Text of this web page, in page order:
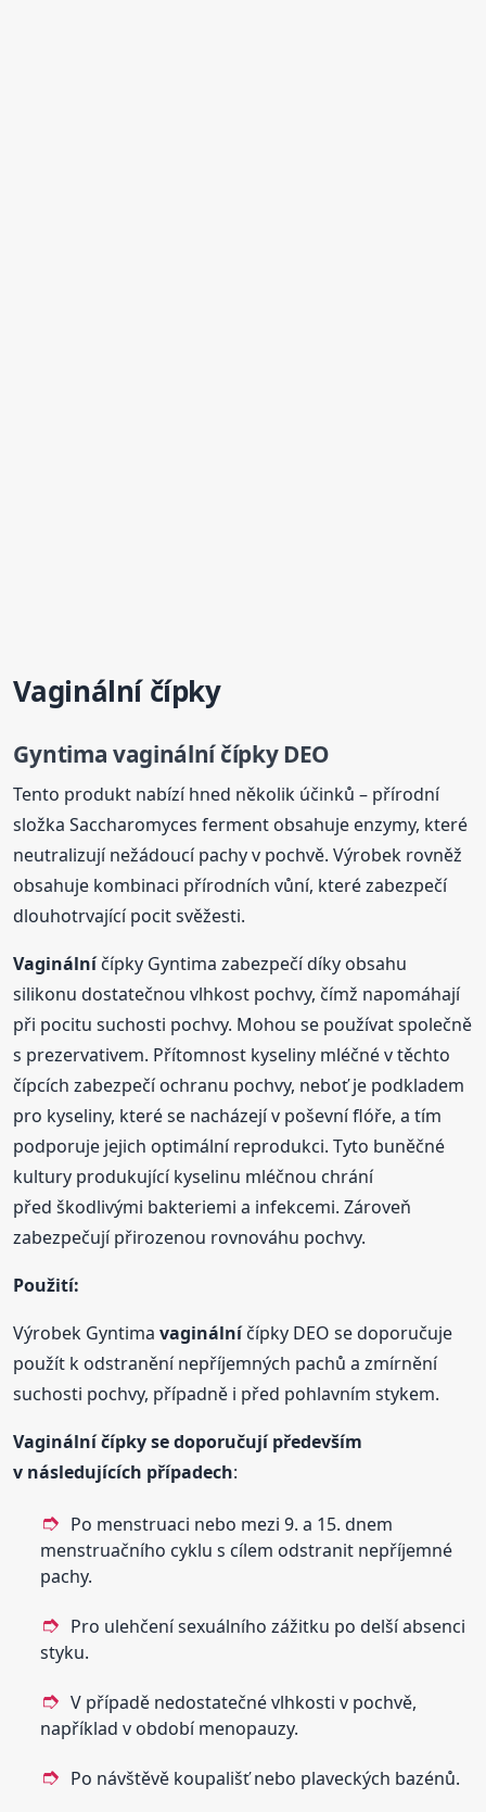
Vaginálníčípky
Gyntima vaginálníčípky DEO
Tento produkt nabízí hned několik účinků – přírodní
složka Saccharomyces ferment obsahuje enzymy, které
neutralizují nežádoucí pachy v pochvě. Výrobek rovněž
obsahuje kombinaci přírodních vůní, které zabezpečí
dlouhotrvající pocit svěžesti.
Vaginálníčípky Gyntima zabezpečí díky obsahu
silikonu dostatečnou vlhkost pochvy, čímž napomáhají
při pocitu suchosti pochvy. Mohou se používat společně
s prezervativem. Přítomnost kyseliny mléčné v těchto
čípcích zabezpečí ochranu pochvy, neboť je podkladem
pro kyseliny, které se nacházejí v poševní flóře, a tím
podporuje jejich optimální reprodukci. Tyto buněčné
kultury produkující kyselinu mléčnou chrání
před škodlivými bakteriemi a infekcemi. Zároveň
zabezpečují přirozenou rovnováhu pochvy.
Použití:
Výrobek Gyntimavaginálníčípky DEO se doporučuje
použít k odstranění nepříjemných pachů a zmírnění
suchosti pochvy, případně i před pohlavním stykem.
Vaginálníčípky se doporučují především
v následujících případech:
Po menstruaci nebo mezi 9. a 15. dnem
menstruačního cyklu s cílem odstranit nepříjemné
pachy.
Pro ulehčení sexuálního zážitku po delší absenci
styku.
V případě nedostatečné vlhkosti v pochvě,
například v období menopauzy.
Po návštěvě koupališť nebo plaveckých bazénů.